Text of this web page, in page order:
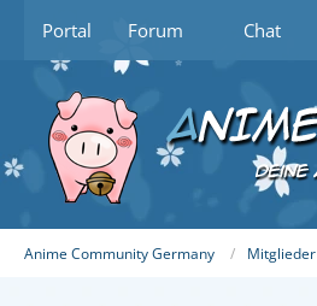
Portal Forum Chat
Anime Community Germany Mitglieder